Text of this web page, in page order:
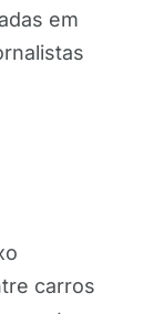
em
carros